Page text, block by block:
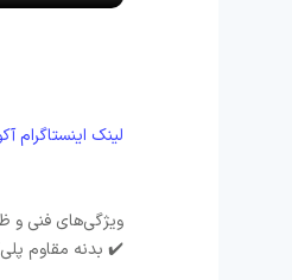
لینک اینستاگرام
ویژگی‌های فنی و
✔️ بدنه مقاوم